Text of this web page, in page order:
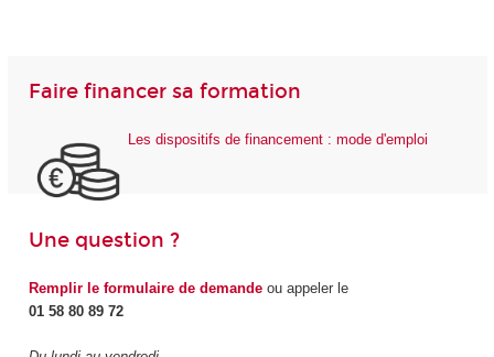
Faire financer sa formation
Les dispositifs de financement : mode d'emploi
Une question ?
Remplir le formulaire de demandeou appeler le
01 58 80 89 72